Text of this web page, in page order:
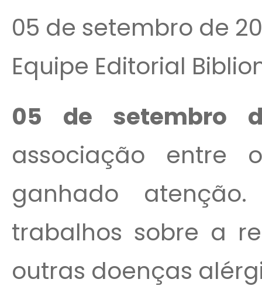
05 de setembro de
Equipe Editorial
05 de setembro
associação entre
ganhado
trabalhos sobre a
outras doenças